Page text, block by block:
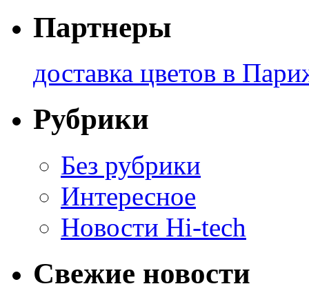
Партнеры
доставка цветов в
Рубрики
Без рубрики
Интересное
Новости Hi-tech
Свежие новости